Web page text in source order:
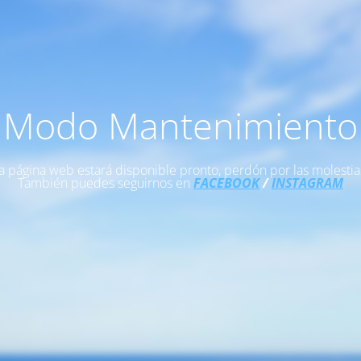
Modo Mantenimiento
página web estará disponible pronto, perdón por las
También puedes seguirnos en FACEBOOK/INSTAGRAM